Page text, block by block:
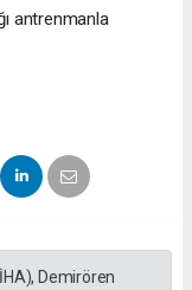
antrenmanla
Demirören